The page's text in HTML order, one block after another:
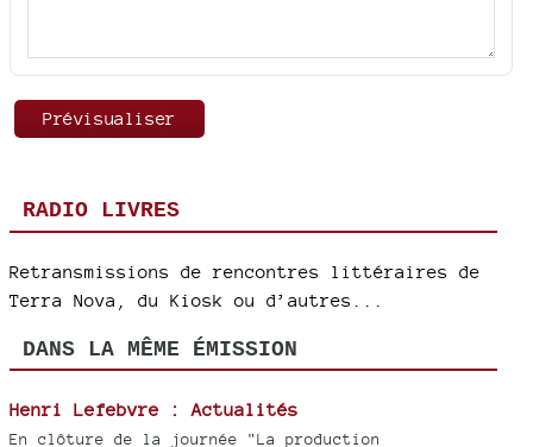
RADIO LIVRES
Retransmissions de rencontres littéraires de
Terra Nova, du Kiosk ou d’autres...
DANS LA MÊME ÉMISSION
Henri Lefebvre : Actualités
En clôture de la journée "La production